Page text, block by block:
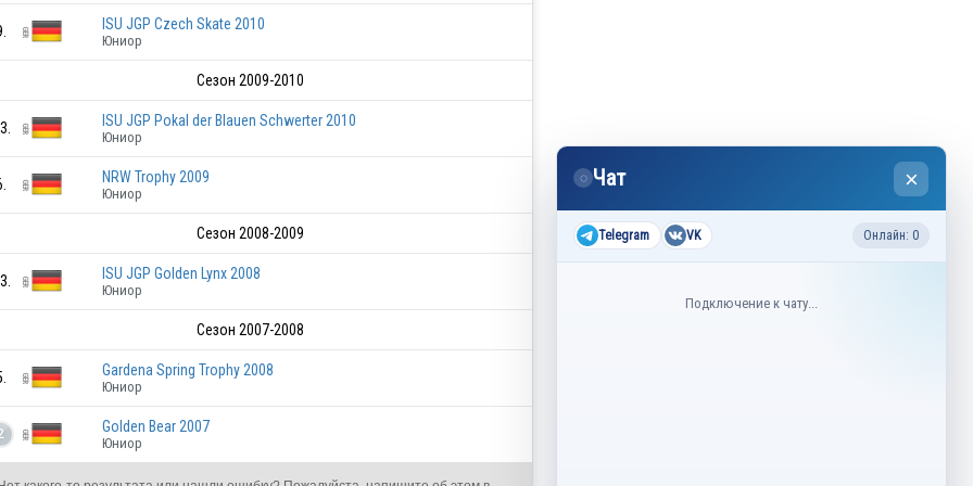
GER
ISU JGP Czech Skate 2010
Юниор
Сезон 2009-2010
ISU JGP Pokal der Blauen Schwerter 2010
Юниор
NRW Trophy 2009
Юниор
Сезон 2008-2009
ISU JGP Golden Lynx 2008
Юниор
Сезон 2007-2008
Gardena Spring Trophy 2008
Юниор
Golden Bear 2007
Юниор
×
◌ Чат
Telegram VK Онлайн: 0
Подключение к чату...